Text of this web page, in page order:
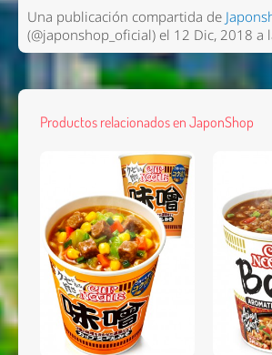
Una publicación compartida de
(@japonshop_oficial) el 12 Dic, 2018 a
Productos relacionados en JaponShop